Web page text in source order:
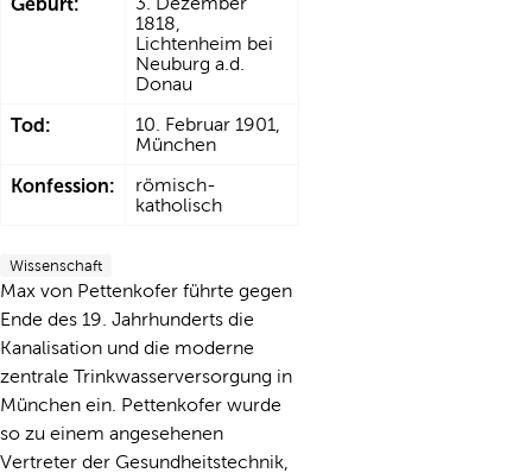
1818,
Lichtenheim bei
Neuburg a.d.
Donau
Tod:
10. Februar 1901,
München
Konfession:
römisch-
katholisch
Wissenschaft
Max von Pettenkofer führte gegen
Ende des 19. Jahrhunderts die
Kanalisation und die moderne
zentrale Trinkwasserversorgung in
München ein. Pettenkofer wurde
so zu einem angesehenen
Vertreter der Gesundheitstechnik,